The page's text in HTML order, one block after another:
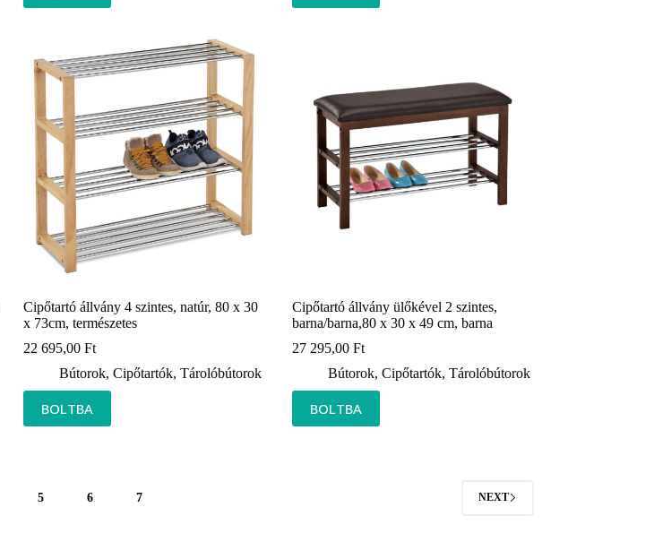
Cipőtartó állvány 4 szintes, natúr, 80 x 30
x 73cm, természetes
22 695,00 Ft
Bútorok, Cipőtartók, Tárolóbútorok
BOLTBA
Cipőtartó állvány ülőkével 2 szintes,
barna/barna,80 x 30 x 49 cm, barna
27 295,00 Ft
Bútorok, Cipőtartók, Tárolóbútorok
BOLTBA
5 6 7 NEXT